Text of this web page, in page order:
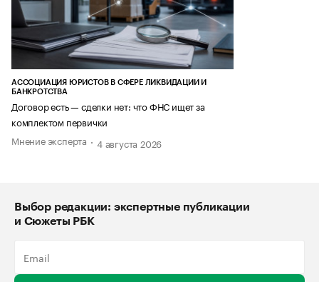
АССОЦИАЦИЯ ЮРИСТОВ В СФЕРЕ ЛИКВИДАЦИИ И
БАНКРОТСТВА
Договор есть — сделки нет: что ФНС ищет за
комплектом первички
Мнение эксперта
4 августа 2026
Выбор редакции: экспертные публикации
и Сюжеты РБК